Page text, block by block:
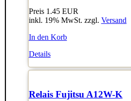
Preis 1.45 EUR
inkl. 19% MwSt. zzgl. Versand
In den Korb
Details
Relais Fujitsu A12W-K